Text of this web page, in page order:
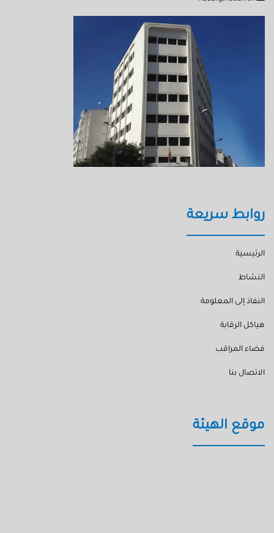
روابط سريعة
الرئيسية
النشاط
النفاذ إلى المعلومة
هياكل الرقابة
فضاء المراقب
الاتصال بنا
موقع الهيئة